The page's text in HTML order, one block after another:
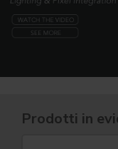
Prodotti in